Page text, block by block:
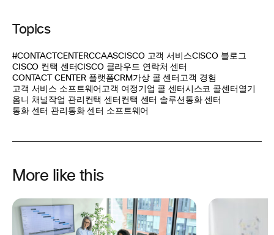
Topics
#CONTACTCENTERCCAASCISCO 고객 서비스CISCO 블로그
CISCO 컨택 센터CISCO 클라우드 연락처 센터
CONTACT CENTER 플랫폼CRM 가상 콜 센터 고객 경험
고객 서비스 소프트웨어 고객 여정 기업 콜 센터 시스코 콜센터 열기
옴니 채널 작업 관리 컨택 센터 컨택 센터 솔루션 통화 센터
통화 센터 관리 통화 센터 소프트웨어
More like this